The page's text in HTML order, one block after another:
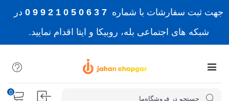
جهت ثبت سفارشات با شماره 7 3 6 0 5 0 1 2 9 9 0
در
شبکه های اجتماعی بله، روبیکا و ایتا اقدام نمایید.
0